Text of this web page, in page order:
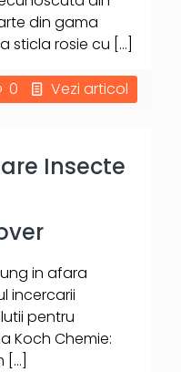
din gama
sticla rosie cu […]
0 Vezi articol
Insecte
in afara
incercarii
pentru
Koch Chemie:
[…]